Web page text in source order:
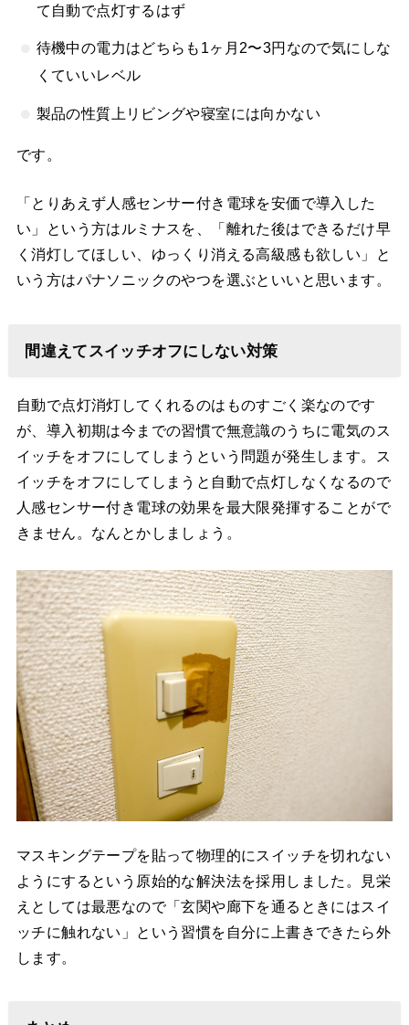
て自動で点灯するはず
待機中の電力はどちらも1ヶ月2〜3円なので気にしな
くていいレベル
製品の性質上リビングや寝室には向かない
です。
「とりあえず人感センサー付き電球を安価で導入した
い」という方はルミナスを、「離れた後はできるだけ早
く消灯してほしい、ゆっくり消える高級感も欲しい」と
いう方はパナソニックのやつを選ぶといいと思います。
間違えてスイッチオフにしない対策
自動で点灯消灯してくれるのはものすごく楽なのです
が、導入初期は今までの習慣で無意識のうちに電気のス
イッチをオフにしてしまうという問題が発生します。ス
イッチをオフにしてしまうと自動で点灯しなくなるので
人感センサー付き電球の効果を最大限発揮することがで
きません。なんとかしましょう。
マスキングテープを貼って物理的にスイッチを切れない
ようにするという原始的な解決法を採用しました。見栄
えとしては最悪なので「玄関や廊下を通るときにはスイ
ッチに触れない」という習慣を自分に上書きできたら外
します。